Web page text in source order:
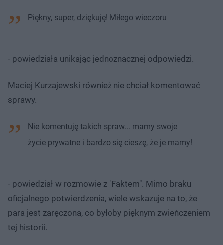
Piękny, super, dziękuję! Miłego wieczoru
- powiedziała unikając jednoznacznej odpowiedzi.
Maciej Kurzajewski również nie chciał komentować
sprawy.
Nie komentuję takich spraw... mamy swoje
życie prywatne i bardzo się cieszę, że je mamy!
- powiedział w rozmowie z "Faktem". Mimo braku
oficjalnego potwierdzenia, wiele wskazuje na to, że
para jest zaręczona, co byłoby pięknym zwieńczeniem
tej historii.